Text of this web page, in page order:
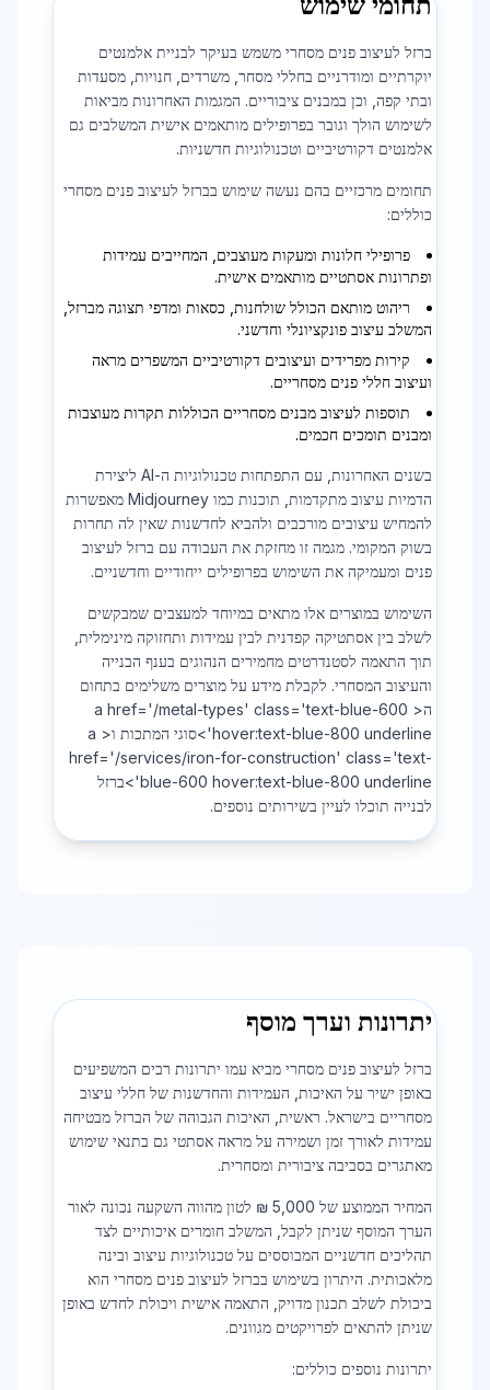
ברזל לעיצוב פנים מסחרי משמש בעיקר לבניית אלמנטים
יוקרתיים ומודרניים בחללי מסחר, משרדים, חנויות, מסעדות
ובתי קפה, וכן במבנים ציבוריים. המגמות האחרונות מביאות
לשימוש הולך וגובר בפרופילים מותאמים אישית המשלבים גם
אלמנטים דקורטיביים וטכנולוגיות חדשניות.
תחומים מרכזיים בהם נעשה שימוש בברזל לעיצוב פנים מסחרי
כוללים:
פרופילי חלונות ומעקות מעוצבים, המחייבים עמידות
ופתרונות אסתטיים מותאמים אישית.
ריהוט מותאם הכולל שולחנות, כסאות ומדפי תצוגה מברזל,
המשלב עיצוב פונקציונלי וחדשני.
קירות מפרידים ועיצובים דקורטיביים המשפרים מראה
ועיצוב חללי פנים מסחריים.
תוספות לעיצוב מבנים מסחריים הכוללות תקרות מעוצבות
ומבנים תומכים חכמים.
בשנים האחרונות, עם התפתחות טכנולוגיות ה-AI ליצירת
הדמיות עיצוב מתקדמות, תוכנות כמו Midjourney מאפשרות
להמחיש עיצובים מורכבים ולהביא לחדשנות שאין לה תחרות
בשוק המקומי. מגמה זו מחזקת את העבודה עם ברזל לעיצוב
פנים ומעמיקה את השימוש בפרופילים ייחודיים וחדשניים.
השימוש במוצרים אלו מתאים במיוחד למעצבים שמבקשים
לשלב בין אסתטיקה קפדנית לבין עמידות ותחזוקה מינימלית,
תוך התאמה לסטנדרטים מחמירים הנהוגים בענף הבנייה
והעיצוב המסחרי. לקבלת מידע על מוצרים משלימים בתחום
ה< a href='/metal-types' class='text-blue-600
hover:text-blue-800 underline'>סוגי המתכות ו< a
href='/services/iron-for-construction' class='text-
blue-600 hover:text-blue-800 underline'>ברזל
לבנייה תוכלו לעיין בשירותים נוספים.
יתרונות וערך מוסף
ברזל לעיצוב פנים מסחרי מביא עמו יתרונות רבים המשפיעים
באופן ישיר על האיכות, העמידות והחדשנות של חללי עיצוב
מסחריים בישראל. ראשית, האיכות הגבוהה של הברזל מבטיחה
עמידות לאורך זמן ושמירה על מראה אסתטי גם בתנאי שימוש
מאתגרים בסביבה ציבורית ומסחרית.
המחיר הממוצע של 5,000 ₪ לטון מהווה השקעה נכונה לאור
הערך המוסף שניתן לקבל, המשלב חומרים איכותיים לצד
תהליכים חדשניים המבוססים על טכנולוגיות עיצוב ובינה
מלאכותית. היתרון בשימוש בברזל לעיצוב פנים מסחרי הוא
ביכולת לשלב תכנון מדויק, התאמה אישית ויכולת לחדש באופן
שניתן להתאים לפרויקטים מגוונים.
יתרונות נוספים כוללים: